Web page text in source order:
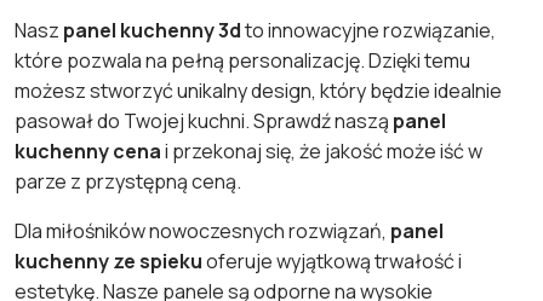
Nasz panel kuchenny 3dto innowacyjne rozwiązanie,
które pozwala na pełną personalizację. Dzięki temu
możesz stworzyć unikalny design, który będzie idealnie
pasował do Twojej kuchni. Sprawdź naszą panel
kuchenny cenai przekonaj się, że jakość może iść w
parze z przystępną ceną.
Dla miłośników nowoczesnych rozwiązań, panel
kuchenny ze spiekuoferuje wyjątkową trwałość i
estetykę. Nasze panele są odporne na wysokie